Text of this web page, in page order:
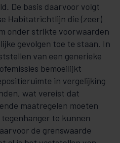
De basis daarvoor volgt
Habitatrichtlijn die (zeer)
onder strikte voorwaarden
gevolgen toe te staan. In
van een generieke
bemoeilijkt
in vergelijking
wat vereist dat
maatregelen moeten
te kunnen
de grenswaarde